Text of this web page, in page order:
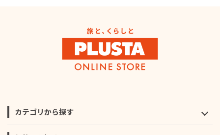
カテゴリから探す